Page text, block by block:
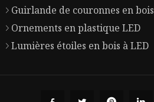
Guirlande de couronnes en bois
Ornements en plastique LED
Lumières étoiles en bois à LED